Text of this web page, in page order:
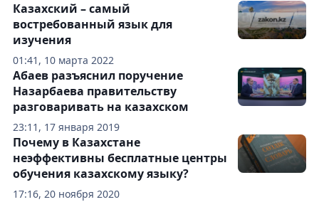
01:41, 10 марта 2022
Казахский – самый
востребованный язык для
изучения
23:11, 17 января 2019
Абаев разъяснил поручение
Назарбаева правительству
разговаривать на казахском
17:16, 20 ноября 2020
Почему в Казахстане
неэффективны бесплатные центры
обучения казахскому языку?